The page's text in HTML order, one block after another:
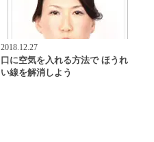
2018.12.27
口に空気を入れる方法で ほうれ
い線を解消しよう